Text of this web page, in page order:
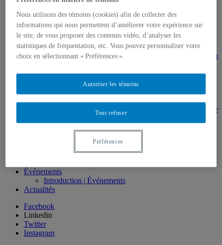
Stages
Archives
MDT8001 – Épistémologie des études
touristiques
MDT8101 – Culture et tourisme
MSL9005 – La patrimonialisation
EUR7102 – Dimensions sociales et culturelles du
EUR8216 – Méthodes d’analyse du cadre bâti
EUR8460 – Patrimoine et requalification des
EUR8511 – Patrimoine et développement local
EUT1065 – Gestion et valorisation du patrimoine
patrimoniales en milieu urbain
Séminaire Patrimonialisation et représentations
Événements
Introduction | Événements
Actualités
Facebook
Linkedin
Twitter
Instagram
Nous utilisons des témoins (cookies) afin de collecter des
informations qui nous permettent d’améliorer votre expérience sur
le site, de vous proposer des contenus vidéo, d’analyser les
statistiques de fréquentation, etc. Vous pouvez personnaliser votre
choix en sélectionnant « Préférences ».
Tout refuser
Autoriser les témoins
Préférences